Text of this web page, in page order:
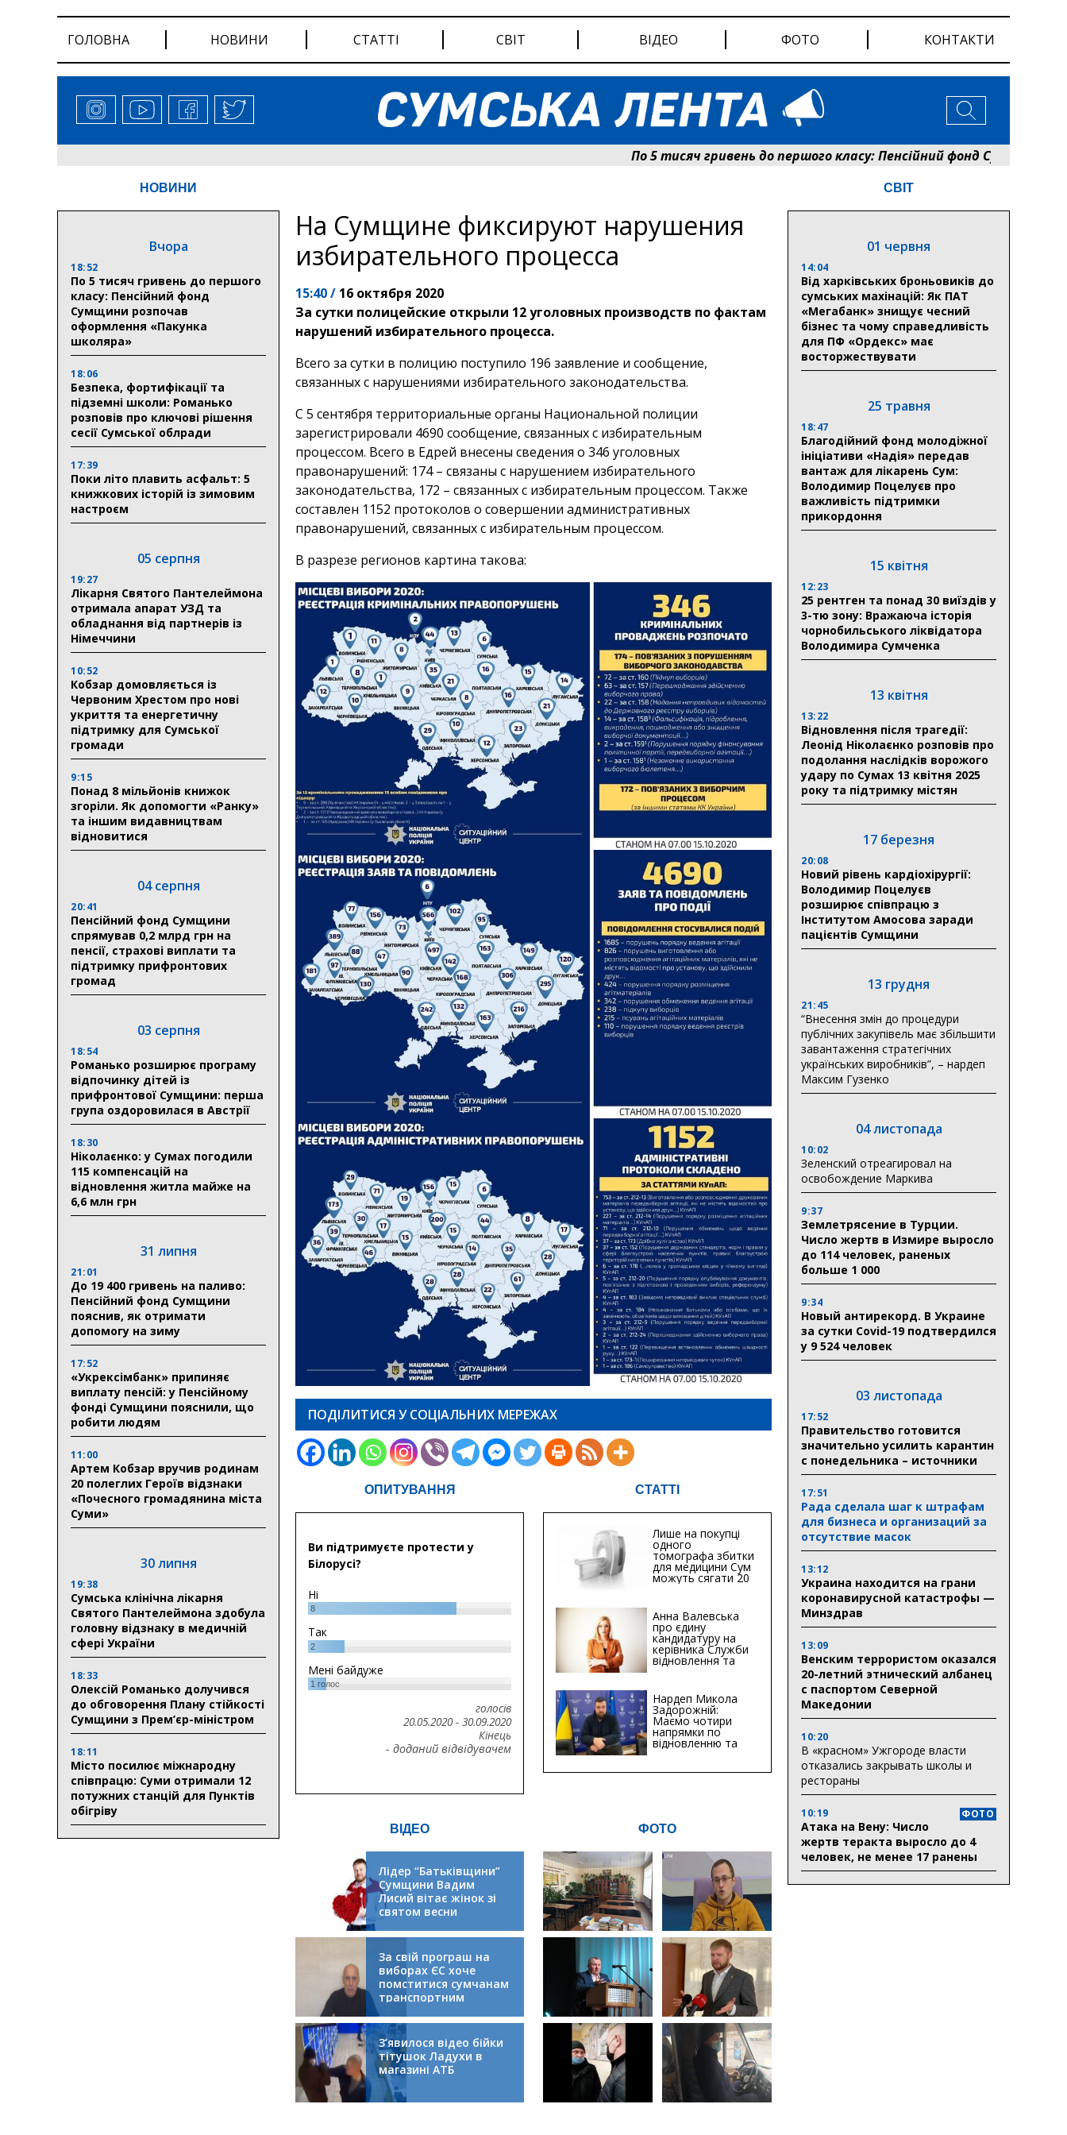
ГОЛОВНА НОВИНИ СТАТТІ СВІТ ВІДЕО ФОТО КОНТАКТИ
По 5 тисяч гривень до першого класу: Пенсійний фонд Сумщини
НОВИНИ
Вчора
18:52
По 5 тисяч гривень до першого
класу: Пенсійний фонд
Сумщини розпочав
оформлення «Пакунка
школяра»
18:06
Безпека, фортифікації та
підземні школи: Романько
розповів про ключові рішення
сесії Сумської облради
17:39
Поки літо плавить асфальт: 5
книжкових історій із зимовим
настроєм
05 серпня
19:27
Лікарня Святого Пантелеймона
отримала апарат УЗД та
обладнання від партнерів із
Німеччини
10:52
Кобзар домовляється із
Червоним Хрестом про нові
укриття та енергетичну
підтримку для Сумської
громади
9:15
Понад 8 мільйонів книжок
згоріли. Як допомогти «Ранку»
та іншим видавництвам
відновитися
04 серпня
20:41
Пенсійний фонд Сумщини
спрямував 0,2 млрд грн на
пенсії, страхові виплати та
підтримку прифронтових
громад
03 серпня
18:54
Романько розширює програму
відпочинку дітей із
прифронтової Сумщини: перша
група оздоровилася в Австрії
18:30
Ніколаєнко: у Сумах погодили
115 компенсацій на
відновлення житла майже на
6,6 млн грн
31 липня
21:01
До 19 400 гривень на паливо:
Пенсійний фонд Сумщини
пояснив, як отримати
допомогу на зиму
17:52
«Укрексімбанк» припиняє
виплату пенсій: у Пенсійному
фонді Сумщини пояснили, що
робити людям
11:00
Артем Кобзар вручив родинам
20 полеглих Героїв відзнаки
«Почесного громадянина міста
Суми»
30 липня
19:38
Сумська клінічна лікарня
Святого Пантелеймона здобула
головну відзнаку в медичній
сфері України
18:33
Олексій Романько долучився
до обговорення Плану стійкості
Сумщини з Прем’єр-міністром
18:11
Місто посилює міжнародну
співпрацю: Суми отримали 12
потужних станцій для Пунктів
обігріву
На Сумщине фиксируют нарушения
избирательного процесса
15:40 / 16 октября 2020
За сутки полицейские открыли 12 уголовных производств по фактам
нарушений избирательного процесса.
Всего за сутки в полицию поступило 196 заявление и сообщение,
связанных с нарушениями избирательного законодательства.
С 5 сентября территориальные органы Национальной полиции
зарегистрировали 4690 сообщение, связанных с избирательным
процессом. Всего в Едрей внесены сведения о 346 уголовных
правонарушений: 174 – связаны с нарушением избирательного
законодательства, 172 – связанных с избирательным процессом. Также
составлен 1152 протоколов о совершении административных
правонарушений, связанных с избирательным процессом.
В разрезе регионов картина такова:
ПОДІЛИТИСЯ У СОЦІАЛЬНИХ МЕРЕЖАХ
ОПИТУВАННЯ
Ви підтримуєте протести у
Білорусі?
Ні
8
Так
2
Мені байдуже
1голос
голосів
20.05.2020- 30.09.2020
Кінець
- доданий відвідувачем
СТАТТІ
Лише на покупці
одного
томографа збитки
для медицини Сум
можуть сягати 20
мільйонів гривень
Анна Валевська
про єдину
кандидатуру на
керівника Служби
відновлення та
інфраструктури у
Хіба...
Нардеп Микола
Задорожній:
Маємо чотири
напрямки по
відновленню та
будівництву
інфраструктури
ВІДЕО
Лідер “Батьківщини”
Сумщини Вадим
Лисий вітає жінок зі
святом весни
За свій програш на
виборах ЄС хоче
помститися сумчанам
транспортним
колапсом
З’явилося відео бійки
тітушок Ладухи в
магазині АТБ
ФОТО
СВІТ
01 червня
14:04
Від харківських броньовиків до
сумських махінацій: Як ПАТ
«Мегабанк» знищує чесний
бізнес та чому справедливість
для ПФ «Ордекс» має
восторжествувати
25 травня
18:47
Благодійний фонд молодіжної
ініціативи «Надія» передав
вантаж для лікарень Сум:
Володимир Поцелуєв про
важливість підтримки
прикордоння
15 квітня
12:23
25 рентген та понад 30 виїздів у
3-тю зону: Вражаюча історія
чорнобильського ліквідатора
Володимира Сумченка
13 квітня
13:22
Відновлення після трагедії:
Леонід Ніколаєнко розповів про
подолання наслідків ворожого
удару по Сумах 13 квітня 2025
року та підтримку містян
17 березня
20:08
Новий рівень кардіохірургії:
Володимир Поцелуєв
розширює співпрацю з
Інститутом Амосова заради
пацієнтів Сумщини
13 грудня
21:45
“Внесення змін до процедури
публічних закупівель має збільшити
завантаження стратегічних
українських виробників”, – нардеп
Максим Гузенко
04 листопада
10:02
Зеленский отреагировал на
освобождение Маркива
9:37
Землетрясение в Турции.
Число жертв в Измире выросло
до 114 человек, раненых
больше 1 000
9:34
Новый антирекорд. В Украине
за сутки Covid-19 подтвердился
у 9 524 человек
03 листопада
17:52
Правительство готовится
значительно усилить карантин
с понедельника – источники
17:51
Рада сделала шаг к штрафам
для бизнеса и организаций за
отсутствие масок
13:12
Украина находится на грани
коронавирусной катастрофы —
Минздрав
13:09
Венским террористом оказался
20-летний этнический албанец
с паспортом Северной
Македонии
10:20
В «красном» Ужгороде власти
отказались закрывать школы и
рестораны
10:19 ФОТО
Атака на Вену: Число
жертв теракта выросло до 4
человек, не менее 17 ранены